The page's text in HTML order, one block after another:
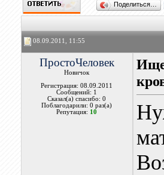
Поделиться…
08.09.2011, 11:55
ПростоЧеловек
Новичок
Регистрация: 08.09.2011
Сообщений: 1
Сказал(а) спасибо: 0
Поблагодарили: 0 раз(а)
Репутация: 10